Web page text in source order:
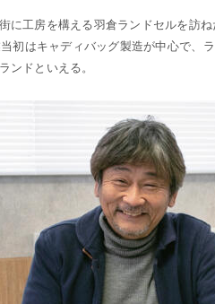
に工房を構える羽倉ランドセルを訪
初はキャディバッグ製造が中心で、
ンドといえる。